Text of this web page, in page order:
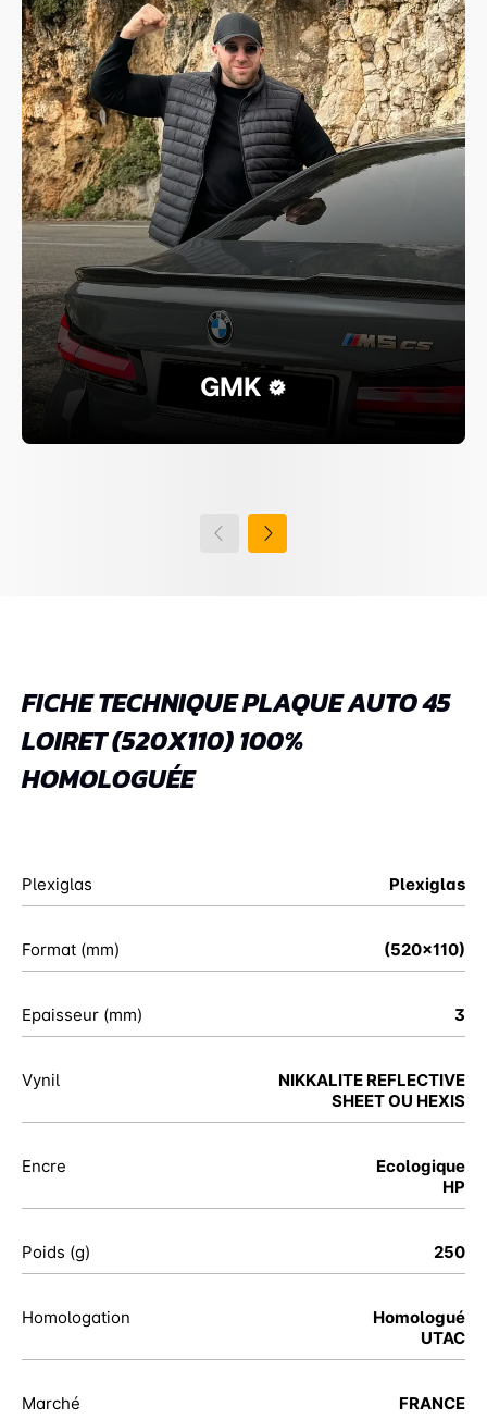
GMK
FICHE TECHNIQUE PLAQUE AUTO 45
LOIRET (520X110) 100%
HOMOLOGUÉE
Plexiglas Plexiglas
Format (mm) (520x110)
Epaisseur (mm) 3
Vynil
NIKKALITE REFLECTIVE
SHEET OU HEXIS
Encre
Ecologique
HP
Poids (g) 250
Homologation
Homologué
UTAC
Marché FRANCE